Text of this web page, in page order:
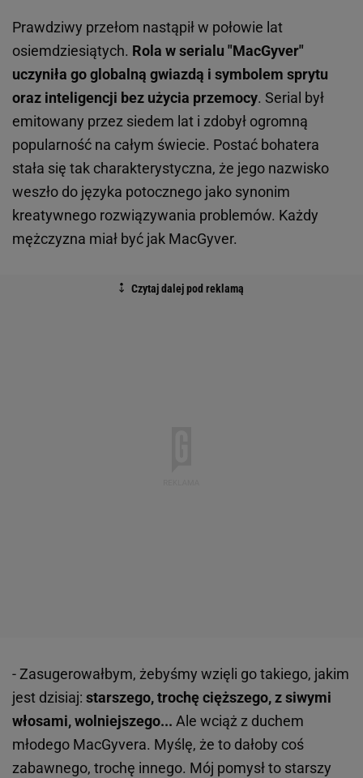
Prawdziwy przełom nastąpił w połowie lat
osiemdziesiątych. Rola w serialu "MacGyver"
uczyniła go globalną gwiazdą i symbolem sprytu
oraz inteligencji bez użycia przemocy. Serial był
emitowany przez siedem lat i zdobył ogromną
popularność na całym świecie. Postać bohatera
stała się tak charakterystyczna, że jego nazwisko
weszło do języka potocznego jako synonim
kreatywnego rozwiązywania problemów. Każdy
mężczyzna miał być jak MacGyver.
- Zasugerowałbym, żebyśmy wzięli go takiego, jakim
jest dzisiaj: starszego, trochę cięższego, z siwymi
włosami, wolniejszego... Ale wciąż z duchem
młodego MacGyvera. Myślę, że to dałoby coś
zabawnego, trochę innego. Mój pomysł to starszy